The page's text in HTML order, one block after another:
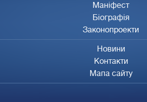
Маніфест
Біографія
Законопроекти
Новини
Контакти
Мапа сайту